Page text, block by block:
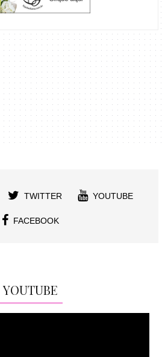
TWITTER YOUTUBE
FACEBOOK
YOUTUBE